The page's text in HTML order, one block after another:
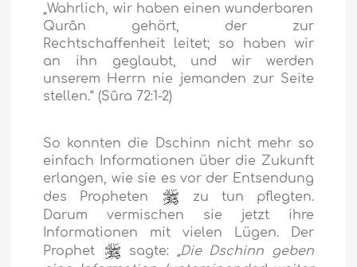
„Wahrlich, wir haben einen wunderbaren
Qurân gehört, der zur
Rechtschaffenheit leitet; so haben wir
an ihn geglaubt, und wir werden
unserem Herrn nie jemanden zur Seite
stellen.“ (Sûra 72:1-2)
So konnten die Dschinn nicht mehr so
einfach Informationen über die Zukunft
erlangen, wie sie es vor der Entsendung
des Propheten
zu tun pflegten.
Darum vermischen sie jetzt ihre
Informationen mit vielen Lügen. Der
Prophet
sagte: „Die Dschinn geben